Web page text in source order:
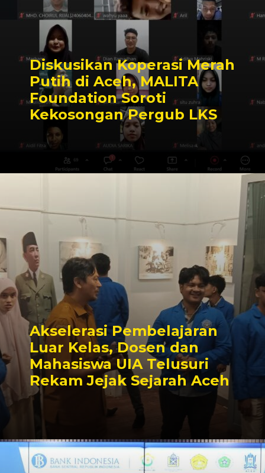
Diskusikan Koperasi Merah
Putih di Aceh, MALITA
Foundation Soroti
Kekosongan Pergub LKS
Akselerasi Pembelajaran
Luar Kelas, Dosen dan
Mahasiswa UIA Telusuri
Rekam Jejak Sejarah Aceh